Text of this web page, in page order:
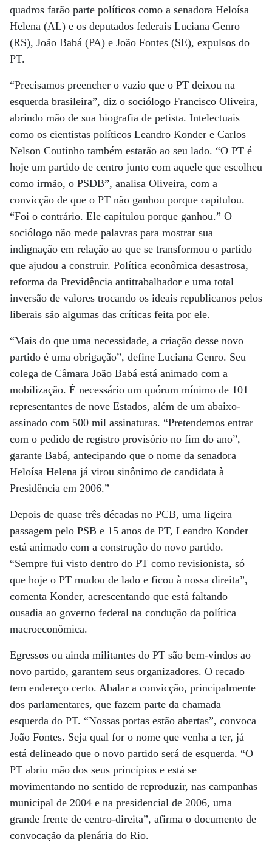
quadros farão parte políticos como a senadora Heloísa
Helena (AL) e os deputados federais Luciana Genro
(RS), João Babá (PA) e João Fontes (SE), expulsos do
PT.
“Precisamos preencher o vazio que o PT deixou na
esquerda brasileira”, diz o sociólogo Francisco Oliveira,
abrindo mão de sua biografia de petista. Intelectuais
como os cientistas políticos Leandro Konder e Carlos
Nelson Coutinho também estarão ao seu lado. “O PT é
hoje um partido de centro junto com aquele que escolheu
como irmão, o PSDB”, analisa Oliveira, com a
convicção de que o PT não ganhou porque capitulou.
“Foi o contrário. Ele capitulou porque ganhou.” O
sociólogo não mede palavras para mostrar sua
indignação em relação ao que se transformou o partido
que ajudou a construir. Política econômica desastrosa,
reforma da Previdência antitrabalhador e uma total
inversão de valores trocando os ideais republicanos pelos
liberais são algumas das críticas feita por ele.
“Mais do que uma necessidade, a criação desse novo
partido é uma obrigação”, define Luciana Genro. Seu
colega de Câmara João Babá está animado com a
mobilização. É necessário um quórum mínimo de 101
representantes de nove Estados, além de um abaixo-
assinado com 500 mil assinaturas. “Pretendemos entrar
com o pedido de registro provisório no fim do ano”,
garante Babá, antecipando que o nome da senadora
Heloísa Helena já virou sinônimo de candidata à
Presidência em 2006.”
Depois de quase três décadas no PCB, uma ligeira
passagem pelo PSB e 15 anos de PT, Leandro Konder
está animado com a construção do novo partido.
“Sempre fui visto dentro do PT como revisionista, só
que hoje o PT mudou de lado e ficou à nossa direita”,
comenta Konder, acrescentando que está faltando
ousadia ao governo federal na condução da política
macroeconômica.
Egressos ou ainda militantes do PT são bem-vindos ao
novo partido, garantem seus organizadores. O recado
tem endereço certo. Abalar a convicção, principalmente
dos parlamentares, que fazem parte da chamada
esquerda do PT. “Nossas portas estão abertas”, convoca
João Fontes. Seja qual for o nome que venha a ter, já
está delineado que o novo partido será de esquerda. “O
PT abriu mão dos seus princípios e está se
movimentando no sentido de reproduzir, nas campanhas
municipal de 2004 e na presidencial de 2006, uma
grande frente de centro-direita”, afirma o documento de
convocação da plenária do Rio.